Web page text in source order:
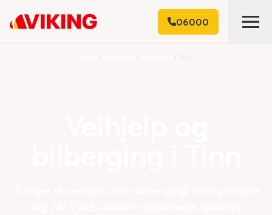
06000